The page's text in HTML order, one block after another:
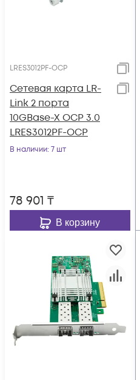
LRES3012PF-OCP
Сетевая карта LR-
Link 2 порта
10GBase-X OCP 3.0
LRES3012PF-OCP
В наличии: 7 шт
78 901 ₸
В корзину